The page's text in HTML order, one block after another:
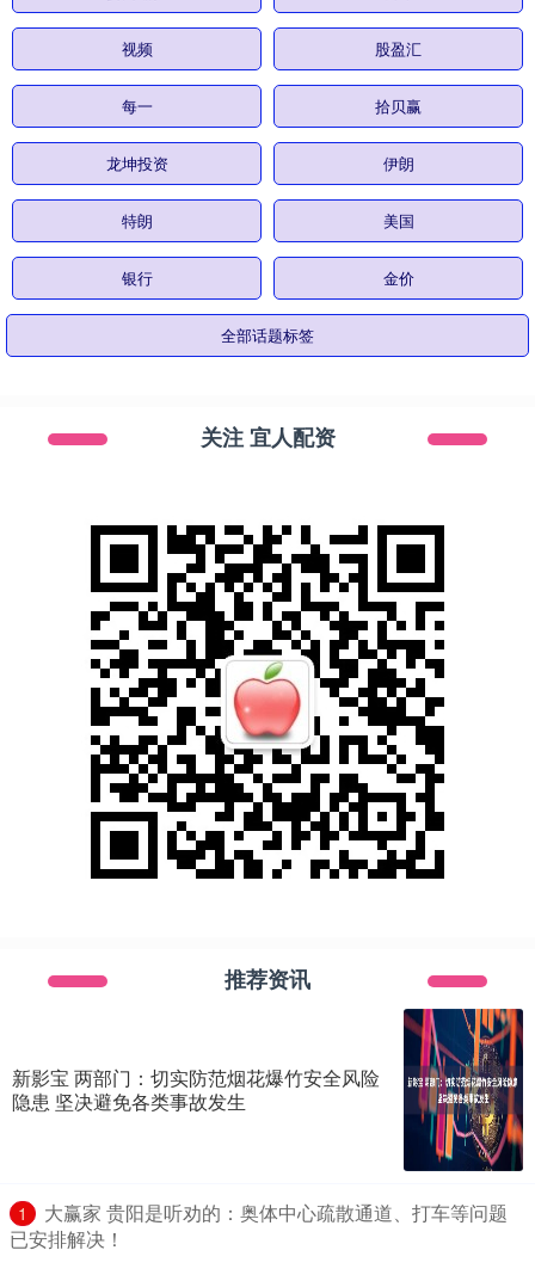
视频 股盈汇
每一 拾贝赢
龙坤投资 伊朗
特朗 美国
银行 金价
全部话题标签
关注 宜人配资
推荐资讯
新影宝 两部门：切实防范烟花爆竹安全风险
隐患 坚决避免各类事故发生
1
​大赢家 贵阳是听劝的：奥体中心疏散通道、打车等问题
已安排解决！